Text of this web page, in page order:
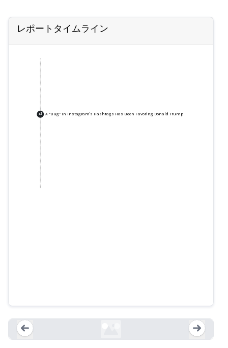
レポートタイムライン
+2 A “Bug” In Instagram's Hashtags Has Been Favoring Donald Trump